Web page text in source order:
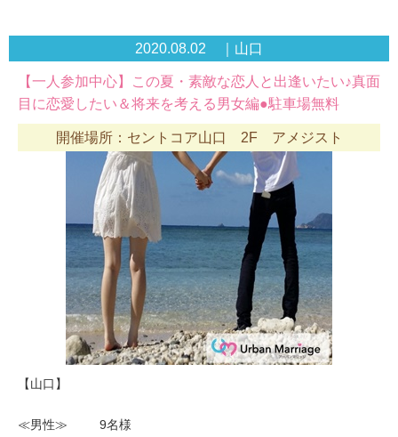
2020.08.02 ｜山口
【一人参加中心】この夏・素敵な恋人と出逢いたい♪真面
目に恋愛したい＆将来を考える男女編●駐車場無料
開催場所：セントコア山口 2F アメジスト
【山口】
≪男性≫ 9名様